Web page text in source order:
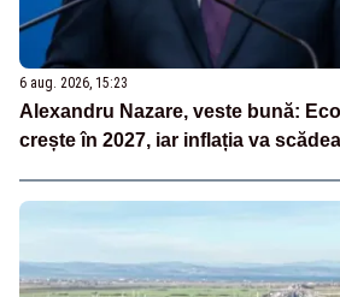
6 aug. 2026, 15:23
Alexandru Nazare, veste bună:
crește în 2027, iar inflația va scădea